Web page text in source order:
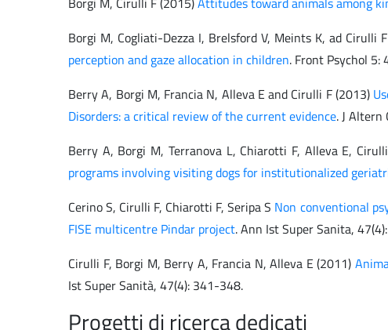
Borgi M, Cogliati-Dezza I, Brelsford V, Meints K, ad Cirulli
perception and gaze allocation in children. Front Psychol 5:
Berry A, Borgi M, Francia N, Alleva E and Cirulli F (2013)
Disorders: a critical review of the current evidence. J Altern
Berry A, Borgi M, Terranova L, Chiarotti F, Alleva E,
programs involving visiting dogs for institutionalized
Cerino S, Cirulli F, Chiarotti F, Seripa S Non conventional
FISE multicentre Pindar project. Ann Ist Super Sanita,
Cirulli F, Borgi M, Berry A, Francia N, Alleva E (2011)
Ist Super Sanità, 47(4): 341-348.
Progetti di ricerca dedicati